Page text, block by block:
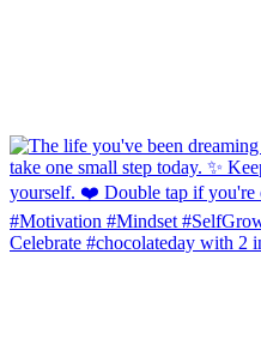
Celebrate #chocolateday with 2